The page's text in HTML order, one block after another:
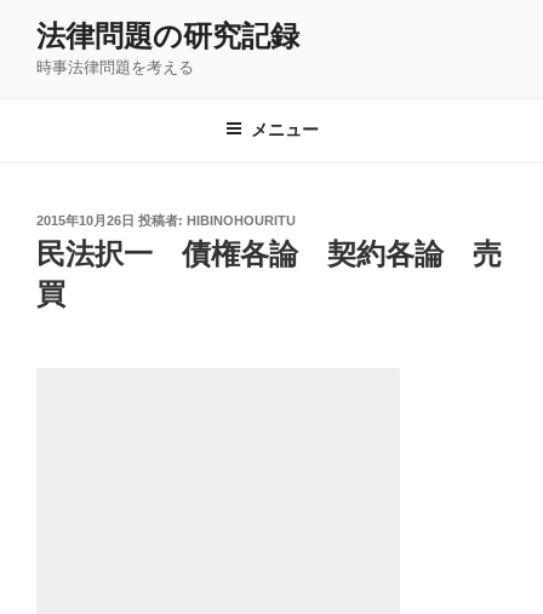
法律問題の研究記録
時事法律問題を考える
メニュー
投
稿
日:
2015年10月26日 投稿者: HIBINOHOURITU
民法択一 債権各論 契約各論 売
買